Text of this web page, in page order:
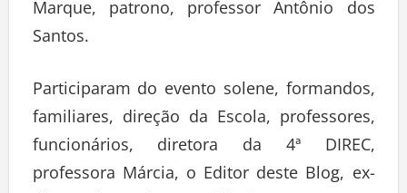
Marque, patrono, professor Antônio dos
Santos.
Participaram do evento solene, formandos,
familiares, direção da Escola, professores,
funcionários, diretora da 4ª DIREC,
professora Márcia, o Editor deste Blog, ex-